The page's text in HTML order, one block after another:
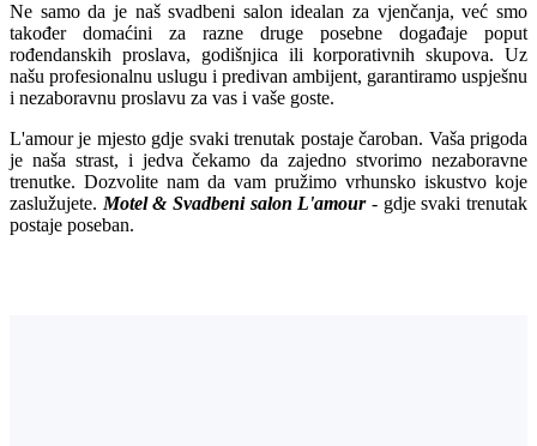
Ne samo da je naš svadbeni salon idealan za vjenčanja, već smo
također domaćini za razne druge posebne događaje poput
rođendanskih proslava, godišnjica ili korporativnih skupova. Uz
našu profesionalnu uslugu i predivan ambijent, garantiramo uspješnu
i nezaboravnu proslavu za vas i vaše goste.
L'amour je mjesto gdje svaki trenutak postaje čaroban. Vaša prigoda
je naša strast, i jedva čekamo da zajedno stvorimo nezaboravne
trenutke. Dozvolite nam da vam pružimo vrhunsko iskustvo koje
zaslužujete. Motel & Svadbeni salon L'amour- gdje svaki trenutak
postaje poseban.